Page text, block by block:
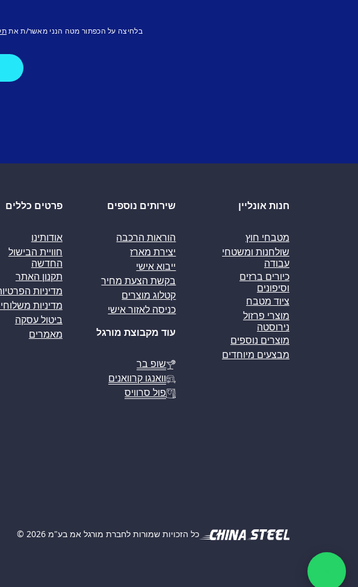
בלחיצה על הכפתור מטה הנני מאשר/ת את
חנות אונליין
מטבחי חוץ
שולחנות ומשטחי
עבודה
כיורים ברזים
וסיפונים
ציוד מטבח
מוצרי פרזול
נירוסטה
מוצרים נוספים
מבצעים מיוחדים
שירותים נוספים
הוראות הרכבה
יצירת מארז
ייבוא אישי
בקשת הצעת מחיר
קטלוג מוצרים
כניסה לאזור אישי
עוד מקבוצת מורגל
שופ בר
וואנגו קרוואנים
פול סרוויס
פרטים כללים
אודותינו
חוויית הבישול
החדשה
תקנון האתר
מדיניות
מדיניות
ביטול עסקה
מאמרים
כל הזכויות שמורות לחברת מורגל אמ בע"מ 2026 ©